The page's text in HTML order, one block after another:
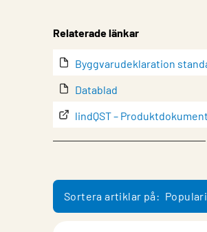
Relaterade länkar
Byggvarudeklaration
Datablad
lindQST –
Montering
Sortera artiklar på: